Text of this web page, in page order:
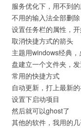
服务优化下，用不到
不用的输入法全部删
设置任务栏的属性，
取消快捷方式的箭头
主题用windows经典
盘建立一个文件夹，
常用的快捷方式
自动更新，打上最新
设置下启动项目
然后就可以ghost了
其他的软件，我用的